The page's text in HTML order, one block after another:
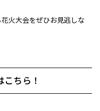
火大会をぜひお見逃しな
ちら！